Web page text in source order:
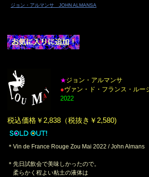
ジョン・アルマンサ JOHN ALMANSA
★ジョン・アルマンサ
●ヴァン・ド・フランス・ルー
2022
税込価格￥2,838（税抜き￥2,580)
＊Vin de France Rouge Zou Mai 2022 / John Almans
＊先日試飲会で美味しかったので。
柔らかく程よい粘土の液体は